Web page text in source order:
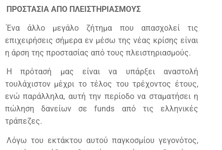
ΠΡΟΣΤΑΣΙΑ ΑΠΟ ΠΛΕΙΣΤΗΡΙΑΣΜΟΥΣ
Ένα άλλο μεγάλο ζήτημα που απασχολεί τις
επιχειρήσεις σήμερα εν μέσω της νέας κρίσης είναι
η άρση της προστασίας από τους πλειστηριασμούς.
Η πρότασή μας είναι να υπάρξει αναστολή
τουλάχιστον μέχρι το τέλος του τρέχοντος έτους,
ενώ παράλληλα, αυτή την περίοδο να σταματήσει η
πώληση δανείων σε funds από τις ελληνικές
τράπεζες.
Λόγω του εκτάκτου αυτού παγκοσμίου γεγονότος,